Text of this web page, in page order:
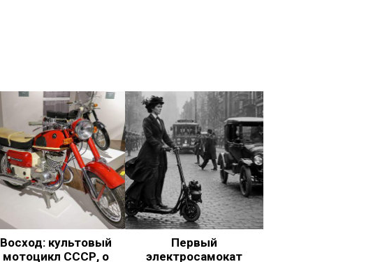
Восход: культовый
мотоцикл СССР, о
Первый
электросамокат